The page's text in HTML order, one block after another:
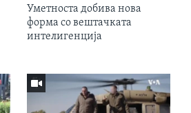
Уметноста добива нова
форма со вештачката
интелигенција